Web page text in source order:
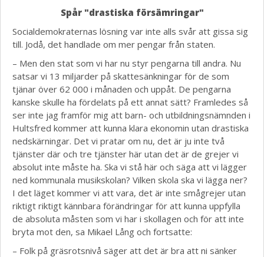
Spår "drastiska försämringar"
Socialdemokraternas lösning var inte alls svår att gissa sig
till. Jodå, det handlade om mer pengar från staten.
– Men den stat som vi har nu styr pengarna till andra. Nu
satsar vi 13 miljarder på skattesänkningar för de som
tjänar över 62 000 i månaden och uppåt. De pengarna
kanske skulle ha fördelats på ett annat sätt? Framledes så
ser inte jag framför mig att barn- och utbildningsnämnden i
Hultsfred kommer att kunna klara ekonomin utan drastiska
nedskärningar. Det vi pratar om nu, det är ju inte två
tjänster där och tre tjänster här utan det är de grejer vi
absolut inte måste ha. Ska vi stå här och säga att vi lägger
ned kommunala musikskolan? Vilken skola ska vi lägga ner?
I det läget kommer vi att vara, det är inte smågrejer utan
riktigt riktigt kännbara förändringar för att kunna uppfylla
de absoluta måsten som vi har i skollagen och för att inte
bryta mot den, sa Mikael Lång och fortsatte:
– Folk på gräsrotsnivå säger att det är bra att ni sänker